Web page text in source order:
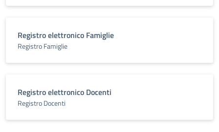
Registro elettronico Famiglie
Registro Famiglie
Registro elettronico Docenti
Registro Docenti